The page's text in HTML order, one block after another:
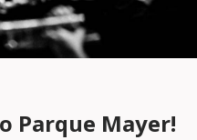
Parque Mayer!